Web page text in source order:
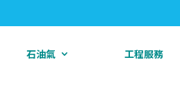
石油氣 工程服務